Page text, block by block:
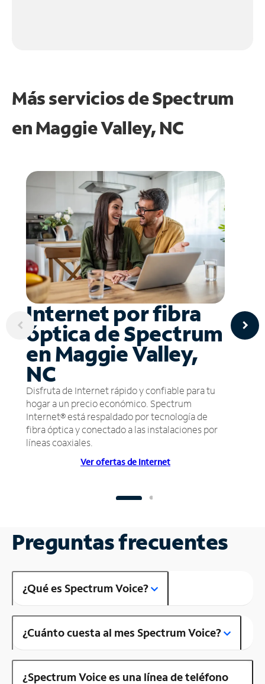
Más servicios de Spectrum
enMaggie Valley, NC
Internet por fibra
óptica de Spectrum
en Maggie Valley,
NC
Disfruta de Internet rápido y confiable para tu
hogar a un precio económico. Spectrum
Internet® está respaldado por tecnología de
fibra óptica y conectado a las instalaciones por
líneas coaxiales.
Ver ofertas de Internet
Preguntas frecuentes
¿Qué es Spectrum Voice?
¿Cuánto cuesta al mes Spectrum Voice?
¿Spectrum Voice es una línea de teléfono